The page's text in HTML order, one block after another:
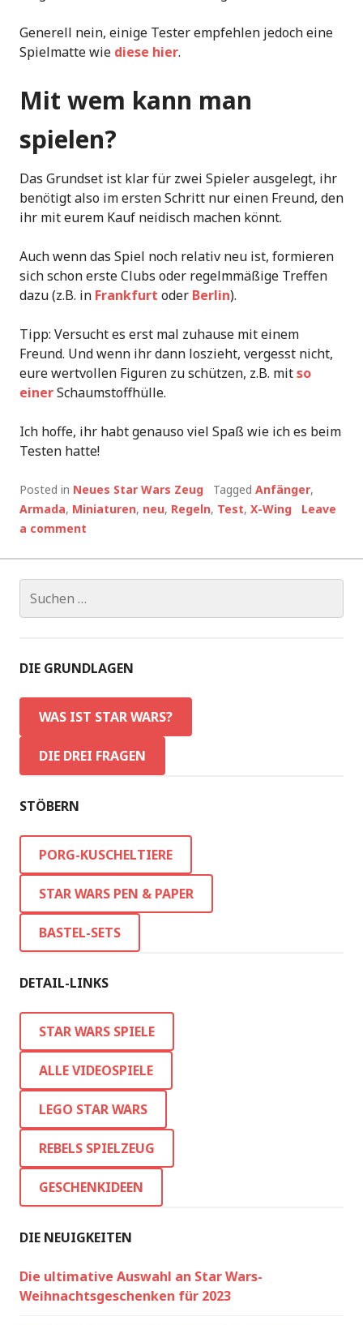
Generell nein, einige Tester empfehlen jedoch eine
Spielmatte wie diese hier.
Mit wem kann man
spielen?
Das Grundset ist klar für zwei Spieler ausgelegt, ihr
benötigt also im ersten Schritt nur einen Freund, den
ihr mit eurem Kauf neidisch machen könnt.
Auch wenn das Spiel noch relativ neu ist, formieren
sich schon erste Clubs oder regelmmäßige Treffen
dazu (z.B. in Frankfurt oder Berlin).
Tipp: Versucht es erst mal zuhause mit einem
Freund. Und wenn ihr dann loszieht, vergesst nicht,
eure wertvollen Figuren zu schützen, z.B. mitso
einerSchaumstoffhülle.
Ich hoffe, ihr habt genauso viel Spaß wie ich es beim
Testen hatte!
Posted in Neues Star Wars Zeug Tagged Anfänger,
Armada, Miniaturen, neu, Regeln, Test, X-Wing
Leave
a comment
nach:
DIE GRUNDLAGEN
WAS IST STAR WARS?
DIE DREI FRAGEN
STÖBERN
PORG-KUSCHELTIERE
STAR WARS PEN & PAPER
BASTEL-SETS
DETAIL-LINKS
STAR WARS SPIELE
ALLE VIDEOSPIELE
LEGO STAR WARS
REBELS SPIELZEUG
GESCHENKIDEEN
DIE NEUIGKEITEN
Die ultimative Auswahl an Star Wars-
Weihnachtsgeschenken für 2023